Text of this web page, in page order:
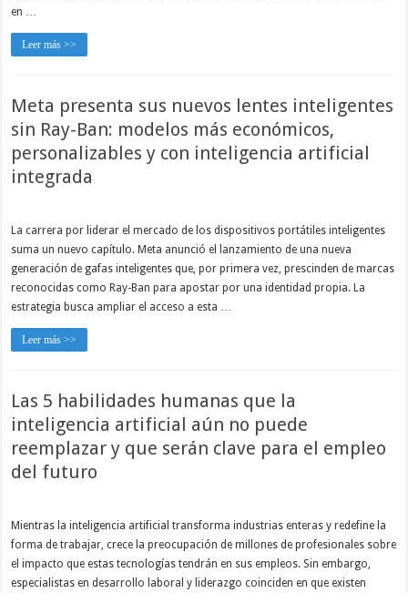
en …
Leer más >>
Meta presenta sus nuevos lentes inteligentes
sin Ray-Ban: modelos más económicos,
personalizables y con inteligencia artificial
integrada
La carrera por liderar el mercado de los dispositivos portátiles inteligentes
suma un nuevo capítulo. Meta anunció el lanzamiento de una nueva
generación de gafas inteligentes que, por primera vez, prescinden de marcas
reconocidas como Ray-Ban para apostar por una identidad propia. La
estrategia busca ampliar el acceso a esta …
Leer más >>
Las 5 habilidades humanas que la
inteligencia artificial aún no puede
reemplazar y que serán clave para el empleo
del futuro
Mientras la inteligencia artificial transforma industrias enteras y redefine la
forma de trabajar, crece la preocupación de millones de profesionales sobre
el impacto que estas tecnologías tendrán en sus empleos. Sin embargo,
especialistas en desarrollo laboral y liderazgo coinciden en que existen